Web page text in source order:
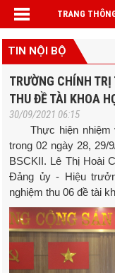
TRANG
TIN NỘI BỘ
TRƯỜNG CHÍNH
THU ĐỀ TÀI KHOA
30/09/2021 06:15
Thực hiện nhiệm
trong 02 ngày 28, 29/
BSCKII. Lê Thị Hoài
Đảng ủy - Hiệu
nghiệm thu 06 đề tài